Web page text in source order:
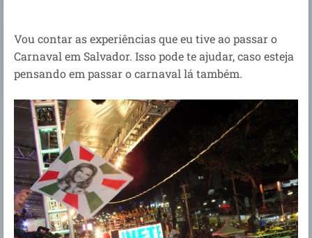
Vou contar as experiências que eu tive ao passar o
Carnaval em Salvador. Isso pode te ajudar, caso esteja
pensando em passar o carnaval lá também.